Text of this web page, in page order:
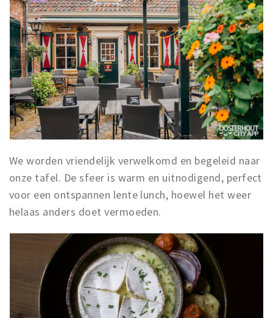
We worden vriendelijk verwelkomd en begeleid naar
onze tafel. De sfeer is warm en uitnodigend, perfect
voor een ontspannen lente lunch, hoewel het weer
helaas anders doet vermoeden.